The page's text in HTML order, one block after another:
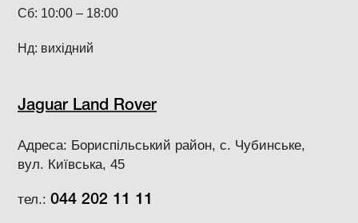
Сб: 10:00 – 18:00
Нд: вихідний
Jaguar Land Rover
Адреса: Бориспільський район, с. Чубинське,
вул. Київська, 45
тел.: 044 202 11 11